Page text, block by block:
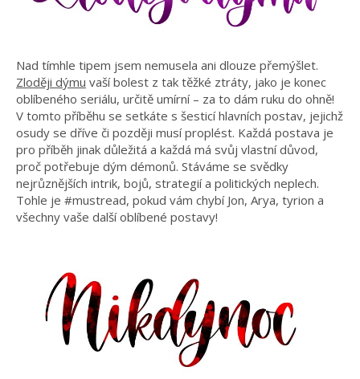
Nad tímhle tipem jsem nemusela ani dlouze přemýšlet.
Zloději dýmu vaší bolest z tak těžké ztráty, jako je konec
oblíbeného seriálu, určitě umírní – za to dám ruku do ohně!
V tomto příběhu se setkáte s šesticí hlavních postav, jejichž
osudy se dříve či později musí proplést. Každá postava je
pro příběh jinak důležitá a každá má svůj vlastní důvod,
proč potřebuje dým démonů. Stáváme se svědky
nejrůznějších intrik, bojů, strategií a politických neplech.
Tohle je #mustread, pokud vám chybí Jon, Arya, tyrion a
všechny vaše další oblíbené postavy!